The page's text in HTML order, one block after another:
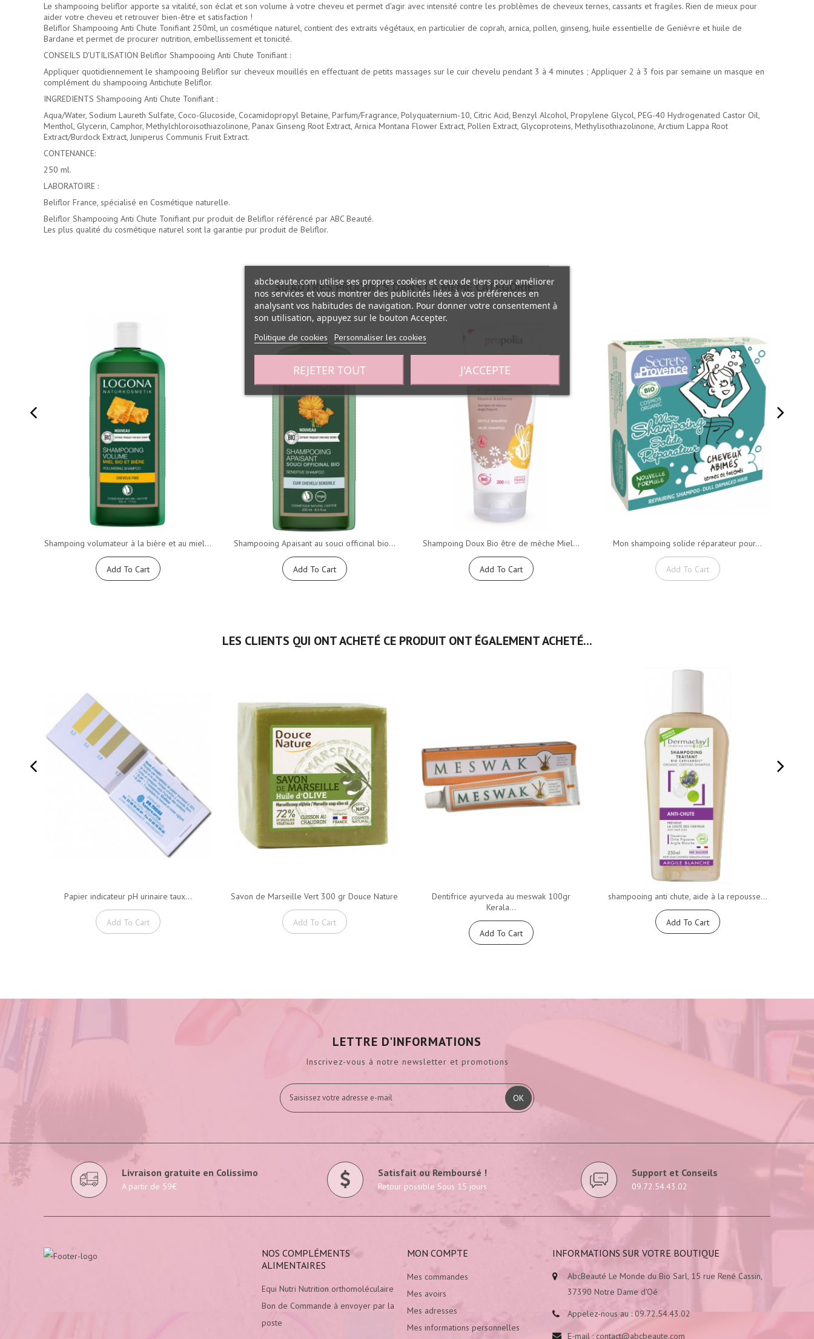
Le shampooing beliflor apporte sa vitalité, son éclat et son volume à votre cheveu et permet d'agir avec intensité contre les problèmes de cheveux ternes, cassants et fragiles. Rien de mieux pour
aider votre cheveu et retrouver bien-être et satisfaction !
Beliflor Shampooing Anti Chute Tonifiant 250ml, un cosmétique naturel, contient des extraits végétaux, en particulier de coprah, arnica, pollen, ginseng, huile essentielle de Genièvre et huile de
Bardane et permet de procurer nutrition, embellissement et tonicité.
CONSEILS D'UTILISATION Beliflor Shampooing Anti Chute Tonifiant :
Appliquer quotidiennement le shampooing Beliflor sur cheveux mouillés en effectuant de petits massages sur le cuir chevelu pendant 3 à 4 minutes ; Appliquer 2 à 3 fois par semaine un masque en
complément du shampooing Antichute Beliflor.
INGREDIENTS Shampooing Anti Chute Tonifiant :
Aqua/Water, Sodium Laureth Sulfate, Coco-Glucoside, Cocamidopropyl Betaine, Parfum/Fragrance, Polyquaternium-10, Citric Acid, Benzyl Alcohol, Propylene Glycol, PEG-40 Hydrogenated Castor Oil,
Menthol, Glycerin, Camphor, Methylchloroisothiazolinone, Panax Ginseng Root Extract, Arnica Montana Flower Extract, Pollen Extract, Glycoproteins, Methylisothiazolinone, Arctium Lappa Root
Extract/Burdock Extract, Juniperus Communis Fruit Extract.
CONTENANCE:
250 ml.
LABORATOIRE :
Beliflor France, spécialisé en Cosmétique naturelle.
Beliflor Shampooing Anti Chute Tonifiant pur produit de Beliflor référencé par ABC Beauté.
Les plus qualité du cosmétique naturel sont la garantie pur produit de Beliflor.
30 AUTRES PRODUITS DANS LA MÊME CATÉGORIE :
Shampoing volumateur à la bière et au miel...
Add To Cart
Shampooing Apaisant au souci officinal bio...
Add To Cart
Shampoing Doux Bio être de mèche Miel...
Add To Cart
Mon shampoing solide réparateur pour...
Add To Cart
LES CLIENTS QUI ONT ACHETÉ CE PRODUIT ONT ÉGALEMENT ACHETÉ...
Papier indicateur pH urinaire taux...
Add To Cart
Savon de Marseille Vert 300 gr Douce Nature
Add To Cart
Dentifrice ayurveda au meswak 100gr
Kerala...
Add To Cart
shampooing anti chute, aide à la repousse...
Add To Cart
LETTRE D'INFORMATIONS
Inscrivez-vous à notre newsletter et promotions
OK
Livraison gratuite en Colissimo
A partir de 59€
Satisfait ou Remboursé !
Retour possible Sous 15 jours
Support et Conseils
09.72.54.43.02
NOS COMPLÉMENTS
ALIMENTAIRES
Equi Nutri Nutrition orthomoléculaire
Bon de Commande à envoyer par la
poste
MON COMPTE
Mes commandes
Mes avoirs
Mes adresses
Mes informations personnelles
INFORMATIONS SUR VOTRE BOUTIQUE
AbcBeauté Le Monde du Bio Sarl, 15 rue René Cassin,
37390 Notre Dame d'Oé
Appelez-nous au : 09.72.54.43.02
E-mail : contact@abcbeaute.com
abcbeaute.com utilise ses propres cookies et ceux de tiers pour améliorer
nos services et vous montrer des publicités liées à vos préférences en
analysant vos habitudes de navigation. Pour donner votre consentement à
son utilisation, appuyez sur le bouton Accepter.
Politique de cookies Personnaliser les cookies
REJETER TOUT J'ACCEPTE